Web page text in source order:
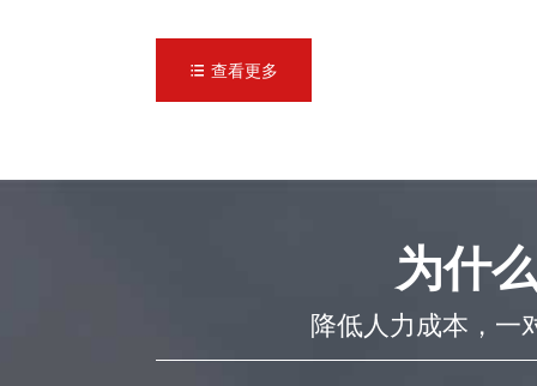
 查看更多
为什
降低人力成本，一